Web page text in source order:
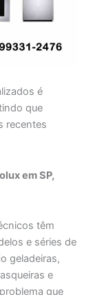
é
que
recentes
em SP,
têm
e séries de
geladeiras,
e
que